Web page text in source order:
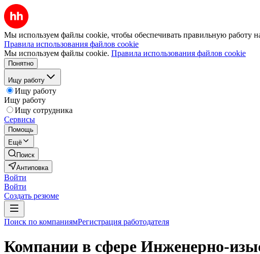
Мы используем файлы cookie, чтобы обеспечивать правильную работу
Правила использования файлов cookie
Мы используем файлы cookie. Правила использования файлов cookie
Понятно
Ищу работу
Ищу работу
Ищу работу
Ищу сотрудника
Сервисы
Помощь
Ещё
Поиск
Антиповка
Войти
Войти
Создать резюме
Поиск по компаниямРегистрация работодателя
Компании в сфере Инженерно-